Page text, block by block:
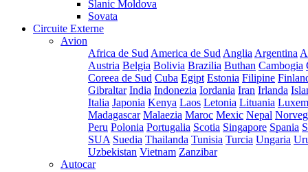
Slanic Moldova
Sovata
Circuite Externe
Avion
Africa de Sud America de Sud Anglia Argentina
Austria Belgia Bolivia Brazilia Buthan Cambogia
Coreea de Sud Cuba Egipt Estonia Filipine
Gibraltar India Indonezia Iordania Iran Irlanda
Italia Japonia Kenya Laos Letonia Lituania
Madagascar Malaezia Maroc Mexic Nepal
Peru Polonia Portugalia Scotia Singapore Spania
SUA Suedia Thailanda Tunisia Turcia Ungaria
Uzbekistan Vietnam Zanzibar
Autocar